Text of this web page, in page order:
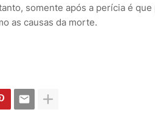
somente após a perícia é que
as causas da morte.